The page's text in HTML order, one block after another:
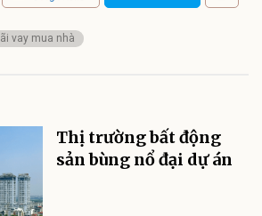
lãi vay mua nhà
Thị trường bất động
sản bùng nổ đại dự án